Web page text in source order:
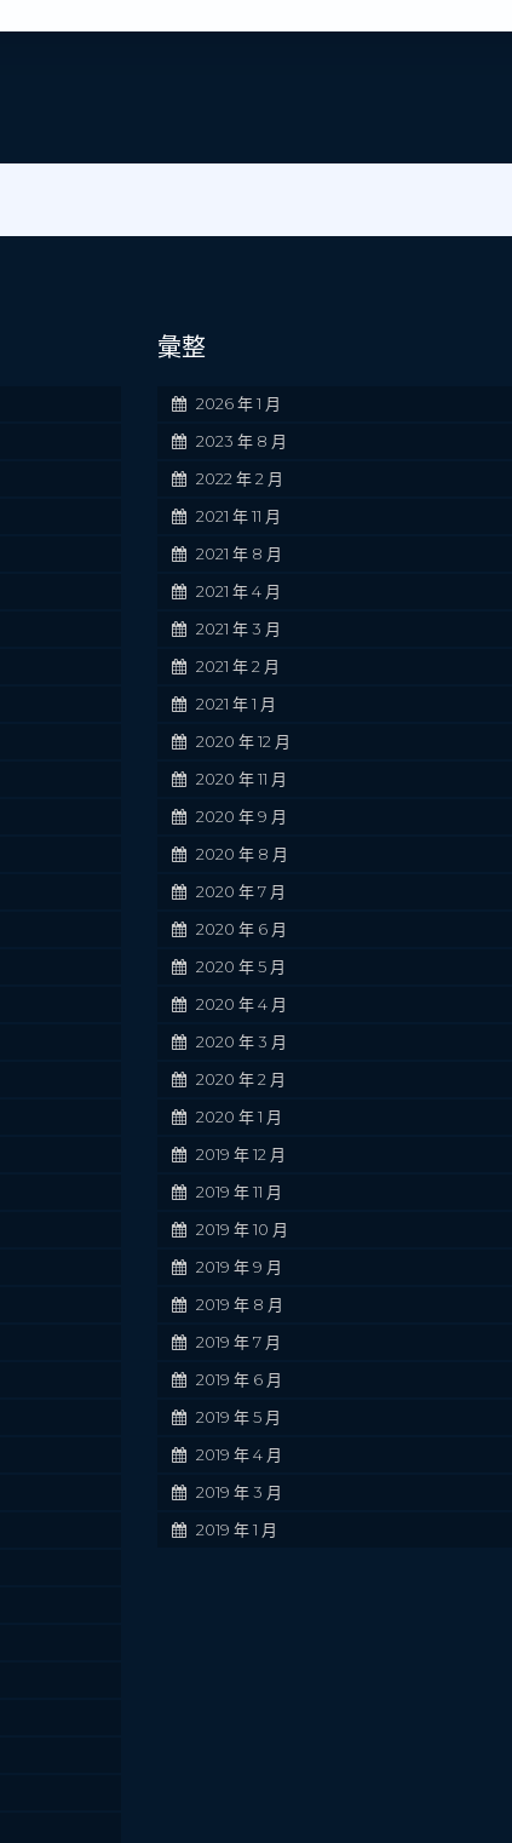
彙整
2026 年 1 月
2023 年 8 月
2022 年 2 月
2021 年 11 月
2021 年 8 月
2021 年 4 月
2021 年 3 月
2021 年 2 月
2021 年 1 月
2020 年 12 月
2020 年 11 月
2020 年 9 月
2020 年 8 月
2020 年 7 月
2020 年 6 月
2020 年 5 月
2020 年 4 月
2020 年 3 月
2020 年 2 月
2020 年 1 月
2019 年 12 月
2019 年 11 月
2019 年 10 月
2019 年 9 月
2019 年 8 月
2019 年 7 月
2019 年 6 月
2019 年 5 月
2019 年 4 月
2019 年 3 月
2019 年 1 月